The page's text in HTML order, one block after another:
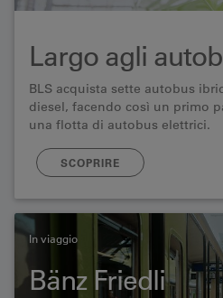
Largo agli
BLS acquista sette autobus
diesel, facendo così un primo
una flotta di autobus elettrici.
SCOPRIRE
In viaggio
Bänz Friedli